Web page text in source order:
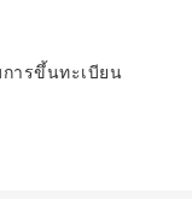
ารขึ้นทะเบียน